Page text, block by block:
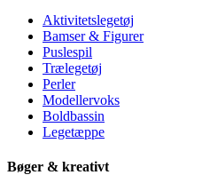
Aktivitetslegetøj
Bamser & Figurer
Puslespil
Trælegetøj
Perler
Modellervoks
Boldbassin
Legetæppe
Bøger & kreativt